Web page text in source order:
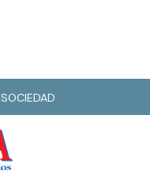
SOCIEDAD